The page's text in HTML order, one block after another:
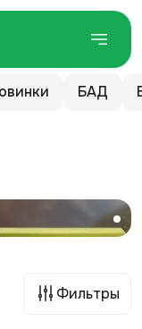
БАД
Фильтры